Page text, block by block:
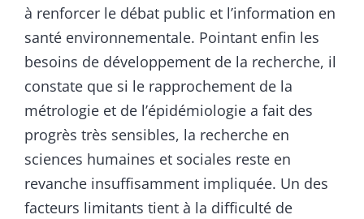
à renforcer le débat public et l’information en
santé environnementale. Pointant enfin les
besoins de développement de la recherche, il
constate que si le rapprochement de la
métrologie et de l’épidémiologie a fait des
progrès très sensibles, la recherche en
sciences humaines et sociales reste en
revanche insuffisamment impliquée. Un des
facteurs limitants tient à la difficulté de